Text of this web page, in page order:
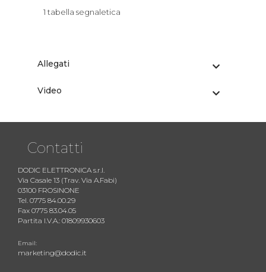
1 tabella segnaletica
Allegati
Video
Contatti
DODIC ELETTRONICA s.r.l.
Via Casale 13 (Trav. Via A.Fabi)
03100 FROSINONE
Tel. 0775 84.00.29
Fax 0775 83.04.05
Partita I.V.A.: 01809930603
Email:
marketing@dodic.it